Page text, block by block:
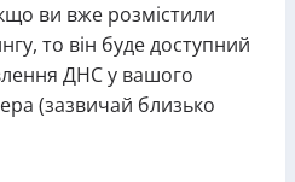
ви вже розмістили
то він буде доступний
ДНС у вашого
(зазвичай близько